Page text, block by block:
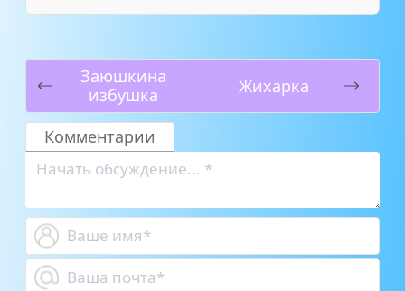
Заюшкина
избушка
Жихарка
Комментарии